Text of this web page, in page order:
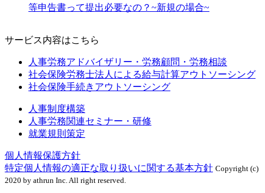
等申告書って提出必要なの？~新規の場合~
サービス内容はこちら
人事労務アドバイザリー・労務顧問・労務相談
社会保険労務士法人による給与計算アウトソーシング
社会保険手続きアウトソーシング
人事制度構築
人事労務関連セミナー・研修
就業規則策定
個人情報保護方針
特定個人情報の適正な取り扱いに関する基本方針 Copyright (c)
2020 by athrun Inc. All right reserved.